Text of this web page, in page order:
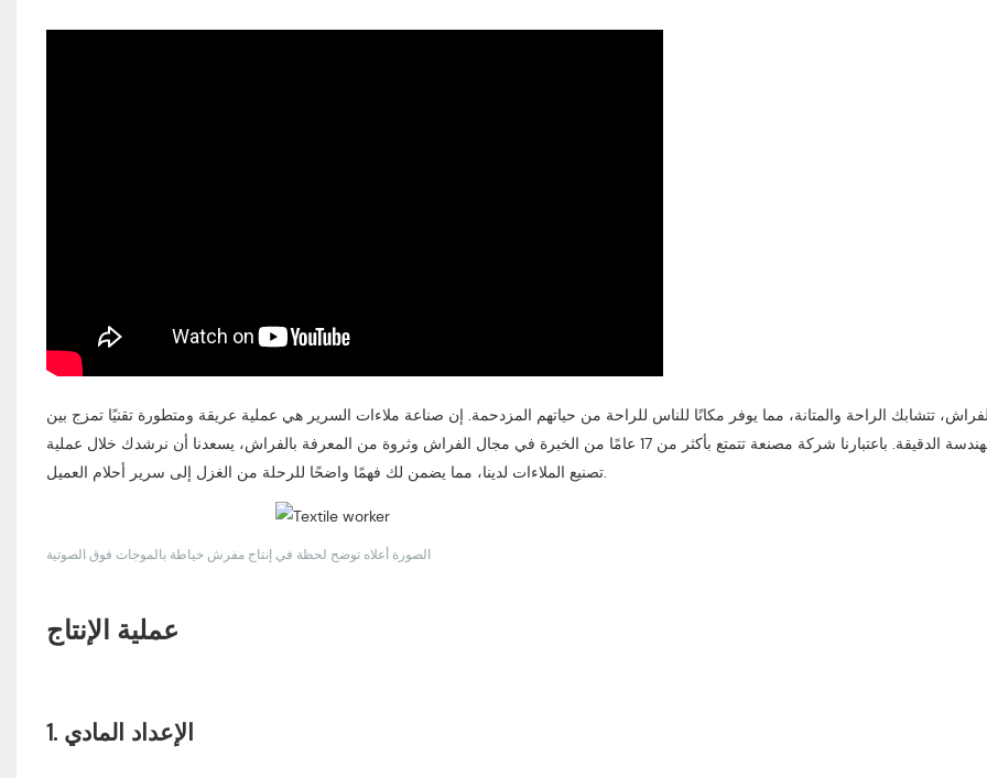
تتشابك الراحة والمتانة، مما يوفر مكانًا للناس للراحة من حياتهم المزدحمة. إن صناعة ملاءات السرير هي عملية عريقة ومتطورة تقنيًا تمزج بين
الفن والهندسة الدقيقة. باعتبارنا شركة مصنعة تتمتع بأكثر من 17 عامًا من الخبرة في مجال الفراش وثروة من المعرفة بالفراش، يسعدنا أن نرشدك خلال عملية
تصنيع الملاءات لدينا، مما يضمن لك فهمًا واضحًا للرحلة من الغزل إلى سرير أحلام العميل.
الصورة أعلاه توضح لحظة في إنتاجمفرش خياطة بالموجات فوق الصوتية
عملية الإنتاج
1. الإعداد المادي